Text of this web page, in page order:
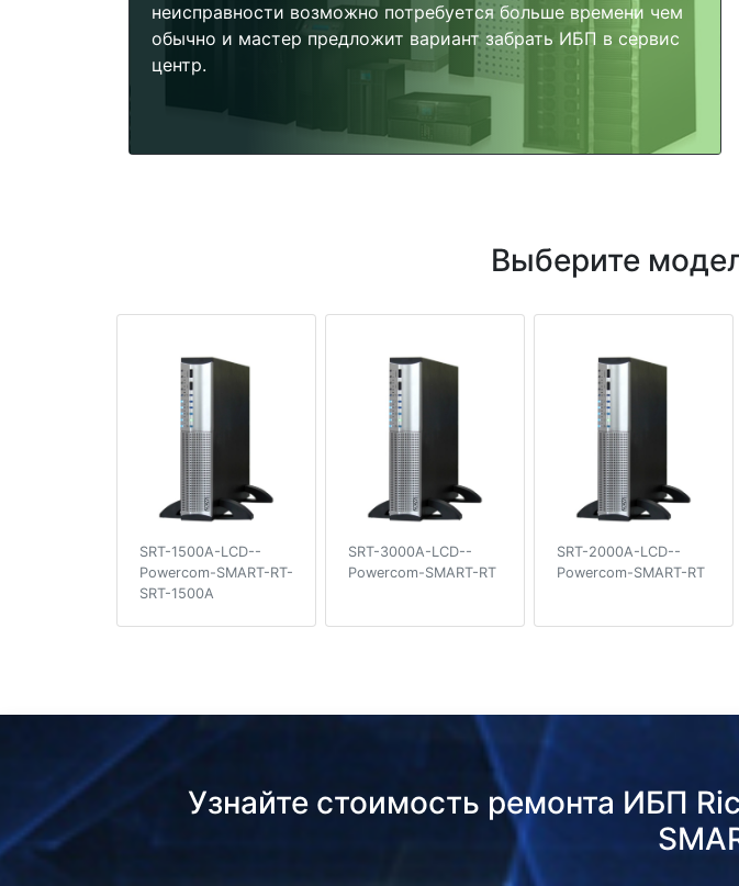
неисправности возможно потребуется больше времени чем
обычно и мастер предложит вариант забрать ИБП в сервис
центр.
Выберите
SRT-1500A-LCD--
Powercom-SMART-RT-
SRT-1500A
SRT-3000A-LCD--
Powercom-SMART-RT
SRT-2000A-LCD--
Powercom-SMART-RT
Узнайте стоимость ремонта ИБП